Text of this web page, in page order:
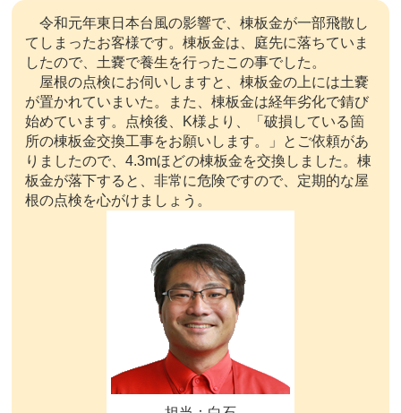
令和元年東日本台風の影響で、棟板金が一部飛散し
てしまったお客様です。棟板金は、庭先に落ちていま
したので、土嚢で養生を行ったこの事でした。
屋根の点検にお伺いしますと、棟板金の上には土嚢
が置かれていまいた。また、棟板金は経年劣化で錆び
始めています。点検後、K様より、「破損している箇
所の棟板金交換工事をお願いします。」とご依頼があ
りましたので、4.3mほどの棟板金を交換しました。棟
板金が落下すると、非常に危険ですので、定期的な屋
根の点検を心がけましょう。